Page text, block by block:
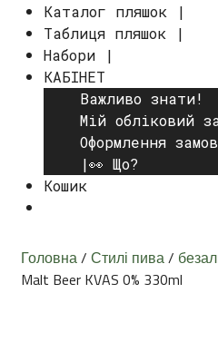
Каталог пляшок |
Таблиця пляшок |
Набори |
КАБІНЕТ
Важливо знати!
Мій обліковий
Оформлення
|👀 Що?
Кошик
Головна/ Стилі пива/
Malt Beer KVAS 0% 330ml